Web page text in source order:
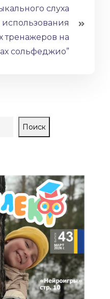
слуха
тренажеров на
сольфеджио”
Поиск